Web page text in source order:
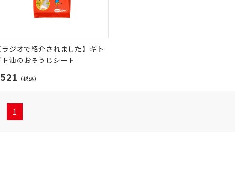
ラジオで紹介されました】ギト
ト油のおそうじシート
（税込）
1